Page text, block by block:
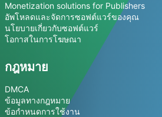
Monetization solutions for Publishers
อัพโหลดและจัดการซอฟต์แวร์ของคุณ
นโยบายเกี่ยวกับซอฟต์แวร์
โอกาสในการโฆษณา
กฎหมาย
DMCA
ข้อมูลทางกฎหมาย
ข้อกำหนดการใช้งาน